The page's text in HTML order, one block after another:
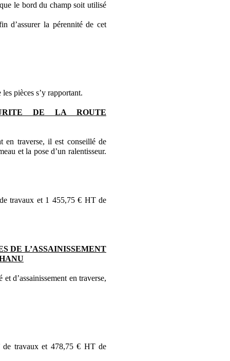
le bord du champ soit utilisé
d’assurer la pérennité de cet
pièces s’y rapportant.
DE LA ROUTE
en traverse, il est conseillé de
et la pose d’un ralentisseur.
travaux et 1 455,75 € HT de
DE L’ASSAINISSEMENT
d’assainissement en traverse,
de travaux et 478,75 € HT de